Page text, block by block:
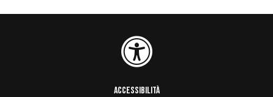
ACCESSIBILITÀ